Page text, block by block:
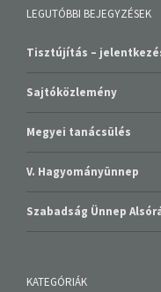
LEGUTÓBBI BEJEGYZÉSEK
Tisztújítás –
Sajtóközlemény
Megyei tanácsülés
V. Hagyományünnep
Szabadság Ünnep
KATEGÓRIÁK